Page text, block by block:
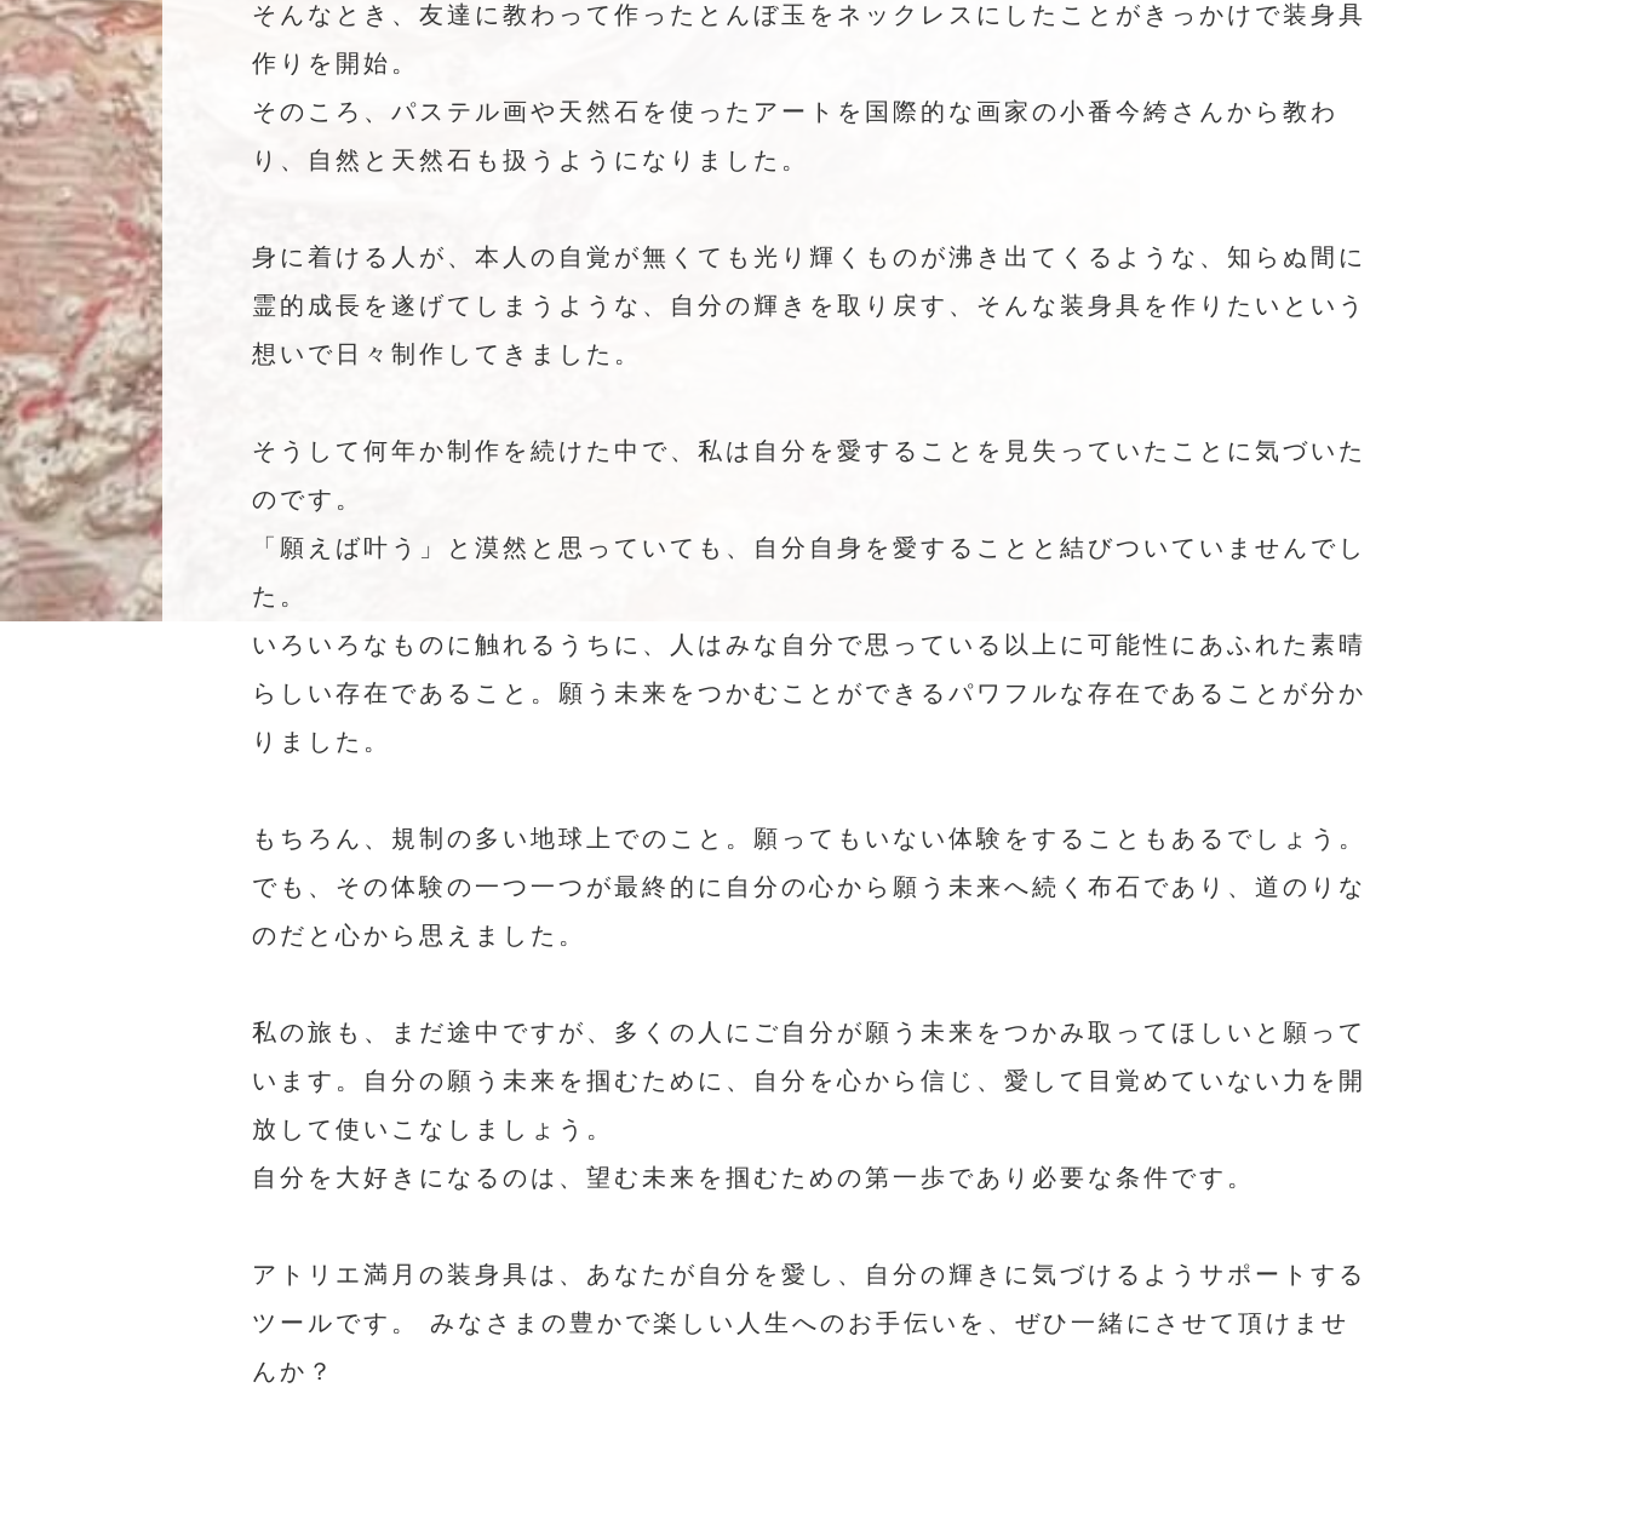
そんなとき、友達に教わって作ったとんぼ玉をネックレスにしたことがきっかけで装身具
作りを開始。
そのころ、パステル画や天然石を使ったアートを国際的な画家の小番今絝さんから教わ
り、自然と天然石も扱うようになりました。
身に着ける人が、本人の自覚が無くても光り輝くものが沸き出てくるような、知らぬ間に
霊的成長を遂げてしまうような、自分の輝きを取り戻す、そんな装身具を作りたいという
想いで日々制作してきました。
そうして何年か制作を続けた中で、私は自分を愛することを見失っていたことに気づいた
のです。
「願えば叶う」と漠然と思っていても、自分自身を愛することと結びついていませんでし
た。
いろいろなものに触れるうちに、人はみな自分で思っている以上に可能性にあふれた素晴
らしい存在であること。願う未来をつかむことができるパワフルな存在であることが分か
りました。
もちろん、規制の多い地球上でのこと。願ってもいない体験をすることもあるでしょう。
でも、その体験の一つ一つが最終的に自分の心から願う未来へ続く布石であり、道のりな
のだと心から思えました。
私の旅も、まだ途中ですが、多くの人にご自分が願う未来をつかみ取ってほしいと願って
います。自分の願う未来を掴むために、自分を心から信じ、愛して目覚めていない力を開
放して使いこなしましょう。
自分を大好きになるのは、望む未来を掴むための第一歩であり必要な条件です。
アトリエ満月の装身具は、あなたが自分を愛し、自分の輝きに気づけるようサポートする
ツールです。 みなさまの豊かで楽しい人生へのお手伝いを、ぜひ一緒にさせて頂けませ
んか？